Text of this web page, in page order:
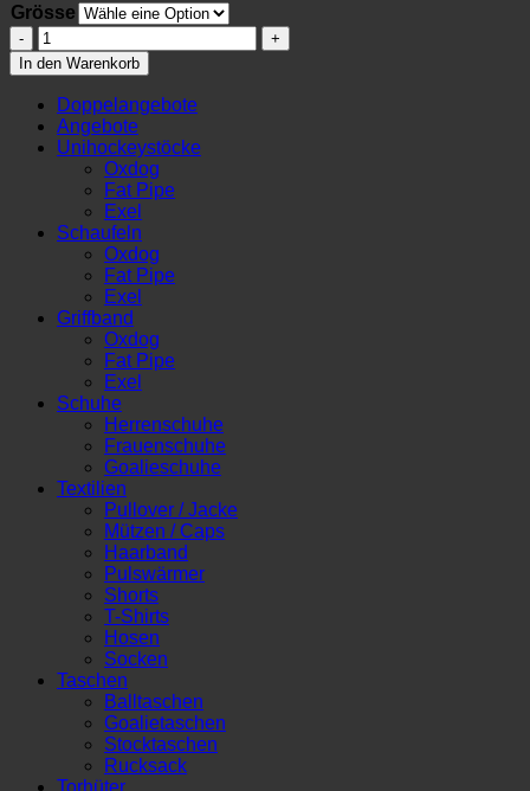
Grösse
OXDOG
DAYTON
WINDBREAKER
Menge
In den Warenkorb
Doppelangebote
Angebote
Unihockeystöcke
Oxdog
Fat Pipe
Exel
Schaufeln
Oxdog
Fat Pipe
Exel
Griffband
Oxdog
Fat Pipe
Exel
Schuhe
Herrenschuhe
Frauenschuhe
Goalieschuhe
Textilien
Pullover / Jacke
Mützen / Caps
Haarband
Pulswärmer
Shorts
T-Shirts
Hosen
Socken
Taschen
Balltaschen
Goalietaschen
Stocktaschen
Rucksack
Torhüter